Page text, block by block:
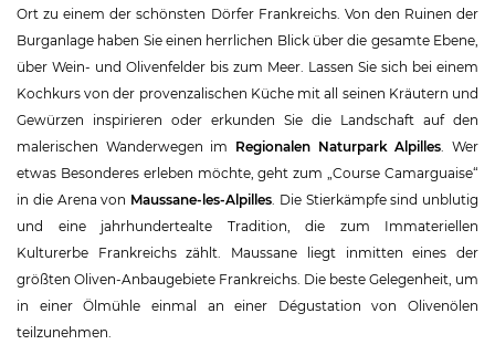
Ort zu einem der schönsten Dörfer Frankreichs. Von den Ruinen der
Burganlage haben Sie einen herrlichen Blick über die gesamte Ebene,
über Wein- und Olivenfelder bis zum Meer. Lassen Sie sich bei einem
Kochkurs von der provenzalischen Küche mit all seinen Kräutern und
Gewürzen inspirieren oder erkunden Sie die Landschaft auf den
malerischen Wanderwegen im Regionalen Naturpark Alpilles . Wer
etwas Besonderes erleben möchte, geht zum „Course Camarguaise“
in die Arena von Maussane-les-Alpilles . Die Stierkämpfe sind unblutig
und eine jahrhundertealte Tradition, die zum Immateriellen
Kulturerbe Frankreichs zählt. Maussane liegt inmitten eines der
größten Oliven-Anbaugebiete Frankreichs. Die beste Gelegenheit, um
in einer Ölmühle einmal an einer Dégustation von Olivenölen
teilzunehmen.